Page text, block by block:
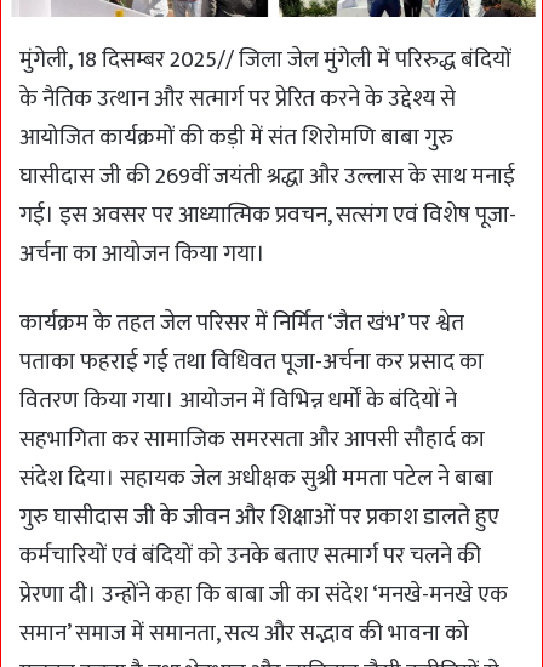
मुंगेली, 18 दिसम्बर 2025// जिला जेल मुंगेली में परिरुद्ध बंदियों
के नैतिक उत्थान और सत्मार्ग पर प्रेरित करने के उद्देश्य से
आयोजित कार्यक्रमों की कड़ी में संत शिरोमणि बाबा गुरु
घासीदास जी की 269वीं जयंती श्रद्धा और उल्लास के साथ मनाई
गई। इस अवसर पर आध्यात्मिक प्रवचन, सत्संग एवं विशेष पूजा-
अर्चना का आयोजन किया गया।
कार्यक्रम के तहत जेल परिसर में निर्मित ‘जैत खंभ’ पर श्वेत
पताका फहराई गई तथा विधिवत पूजा-अर्चना कर प्रसाद का
वितरण किया गया। आयोजन में विभिन्न धर्मों के बंदियों ने
सहभागिता कर सामाजिक समरसता और आपसी सौहार्द का
संदेश दिया। सहायक जेल अधीक्षक सुश्री ममता पटेल ने बाबा
गुरु घासीदास जी के जीवन और शिक्षाओं पर प्रकाश डालते हुए
कर्मचारियों एवं बंदियों को उनके बताए सत्मार्ग पर चलने की
प्रेरणा दी। उन्होंने कहा कि बाबा जी का संदेश ‘मनखे-मनखे एक
समान’ समाज में समानता, सत्य और सद्भाव की भावना को